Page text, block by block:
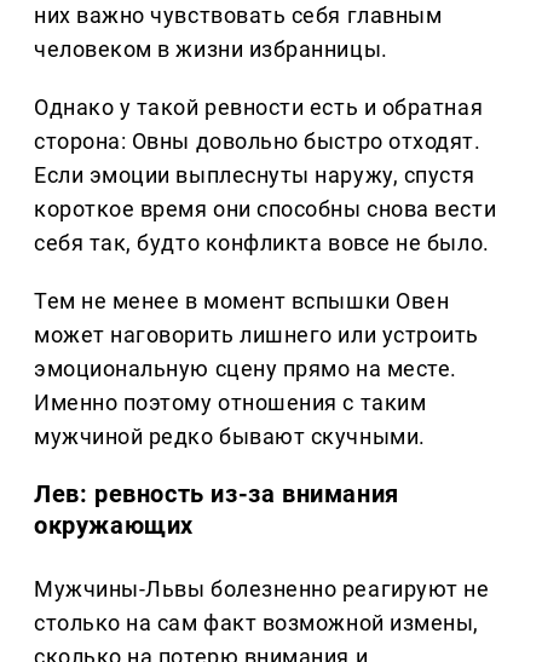
них важно чувствовать себя главным
человеком в жизни избранницы.
Однако у такой ревности есть и обратная
сторона: Овны довольно быстро отходят.
Если эмоции выплеснуты наружу, спустя
короткое время они способны снова вести
себя так, будто конфликта вовсе не было.
Тем не менее в момент вспышки Овен
может наговорить лишнего или устроить
эмоциональную сцену прямо на месте.
Именно поэтому отношения с таким
мужчиной редко бывают скучными.
Лев: ревность из-за внимания
окружающих
Мужчины-Львы болезненно реагируют не
столько на сам факт возможной измены,
сколько на потерю внимания и